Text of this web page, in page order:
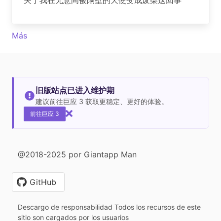
Más
旧版站点已进入维护期
建议前往巨应 3 获取更稳定、更好的体验。
前往巨应 3
@2018-2025 por Giantapp Man
GitHub
Descargo de responsabilidad Todos los recursos de este
sitio son cargados por los usuarios